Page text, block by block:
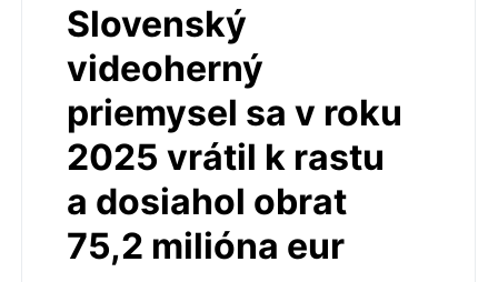
Slovenský
videoherný
priemysel sa v roku
2025 vrátil k rastu
a dosiahol obrat
75,2 milióna eur